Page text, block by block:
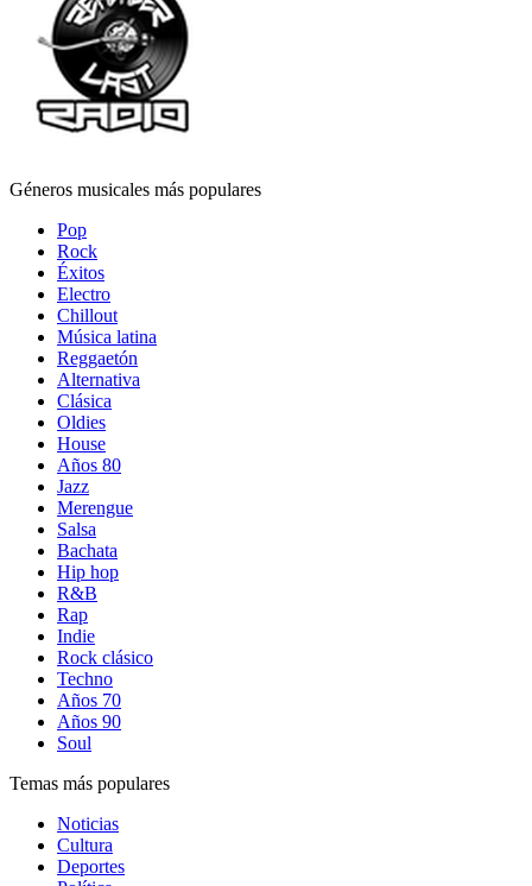
Géneros musicales más populares
Pop
Rock
Éxitos
Electro
Chillout
Música latina
Reggaetón
Alternativa
Clásica
Oldies
House
Años 80
Jazz
Merengue
Salsa
Bachata
Hip hop
R&B
Rap
Indie
Rock clásico
Techno
Años 70
Años 90
Soul
Temas más populares
Noticias
Cultura
Deportes